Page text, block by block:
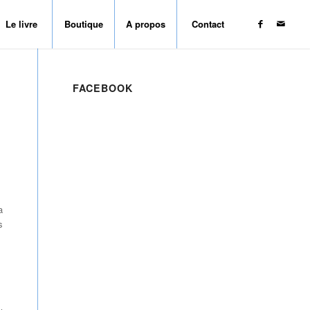
Le livre Boutique A propos Contact
FACEBOOK